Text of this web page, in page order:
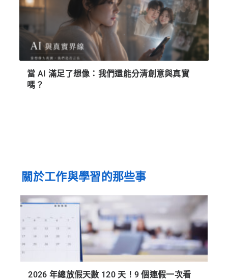
當 AI 滿足了想像：我們還能分清創意與真實
嗎？
關於工作與學習的那些事
2026 年總放假天數 120 天！9 個連假一次看